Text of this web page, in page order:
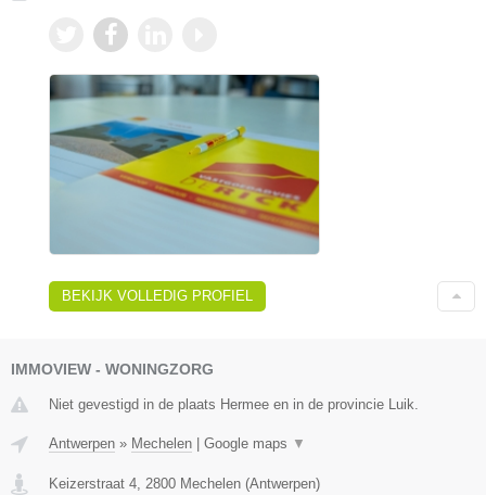
BEKIJK VOLLEDIG PROFIEL
IMMOVIEW - WONINGZORG
Niet gevestigd in de plaats Hermee en in de provincie Luik.
Antwerpen » Mechelen | Google maps ▼
Keizerstraat 4 2800 Mechelen (Antwerpen)